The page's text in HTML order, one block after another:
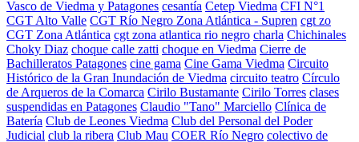
Vasco de Viedma y Patagones cesantía Cetep Viedma CFI N°1
CGT Alto Valle CGT Río Negro Zona Atlántica - Supren cgt zo
CGT Zona Atlántica cgt zona atlantica rio negro charla Chichinales
Choky Diaz choque calle zatti choque en Viedma Cierre de
Bachilleratos Patagones cine gama Cine Gama Viedma Circuito
Histórico de la Gran Inundación de Viedma circuito teatro Círculo
de Arqueros de la Comarca Cirilo Bustamante Cirilo Torres clases
suspendidas en Patagones Claudio "Tano" Marciello Clínica de
Batería Club de Leones Viedma Club del Personal del Poder
Judicial club la ribera Club Mau COER Río Negro colectivo de